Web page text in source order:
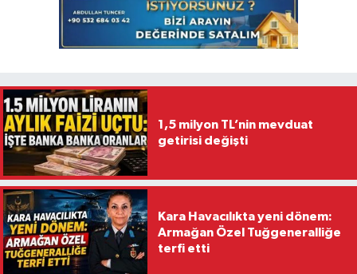
1,5 milyon TL’nin mevduat
getirisi değişti
Kara Havacılıkta yeni dönem:
Armağan Özel Tuğgeneralliğe
terfi etti